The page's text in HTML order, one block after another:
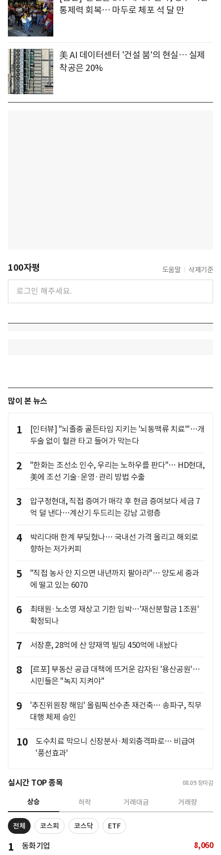
통제력 회복… 마두로 체포 석 달 만
美 AI 데이터센터 '건설 붐'의 현실… 실제
착공은 20%
100자평 도움말 삭제기준
많이 본 뉴스
1
[인터뷰] "뇌졸중 골든타임 지키는 '뇌동맥류 치료'"…개
두술 없이 혈관 타고 들어가 막는다
2
"한화는 조선소 인수, 우리는 노하우를 판다"… HD현대,
美에 조선 기술·운영·관리 방법 수출
3
압구정현대, 직접 증여가 매각 후 현금 증여보다 세금 7
억 덜 낸다…계산기 두드리는 강남 고령층
4
박리다매 한계 부딪혔나… 국내선 가격 올리고 해외로
향하는 저가커피
5
"직접 농사 안 지으면 내년까지 팔아라"… 양도세 중과
에 떨고 있는 6070
6
최태원·노소영 재상고 기한 임박…'재산분할금 1조원'
확정되나
7 서장훈, 28억에 산 양재역 빌딩 450억에 내놨다
8
[르포] 부동산 공급 대책에 뜨거운 감자된 '용산공원'…
시민들은 "녹지 지켜야"
9
'추진위원장 해임' 올림픽선수촌 재건축… 송파구, 직무
대행 체제 승인
10
도수치료 막으니 신장분사·체외충격파로… 비급여
'풍선효과'
실시간 TOP 종목 08.09 장마감
상승 하락 거래대금 거래량
전체 코스피 코스닥 ETF
1 동화기업 8,060